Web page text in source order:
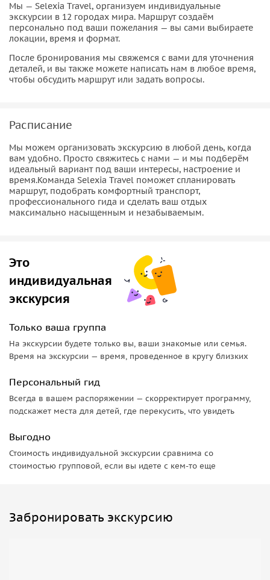
Мы — Selexia Travel, организуем индивидуальные
экскурсии в 12 городах мира. Маршрут создаём
персонально под ваши пожелания — вы сами выбираете
локации, время и формат.
После бронирования мы свяжемся с вами для уточнения
деталей, и вы также можете написать нам в любое время,
чтобы обсудить маршрут или задать вопросы.
Расписание
Мы можем организовать экскурсию в любой день, когда
вам удобно. Просто свяжитесь с нами — и мы подберём
идеальный вариант под ваши интересы, настроение и
время.Команда Selexia Travel поможет спланировать
маршрут, подобрать комфортный транспорт,
профессионального гида и сделать ваш отдых
максимально насыщенным и незабываемым.
Это
индивидуальная
экскурсия
Только ваша группа
На экскурсии будете только вы, ваши знакомые или семья.
Время на экскурсии — время, проведенное в кругу близких
Персональный гид
Всегда в вашем распоряжении — скорректирует программу,
подскажет места для детей, где перекусить, что увидеть
Выгодно
Стоимость индивидуальной экскурсии сравнима со
стоимостью групповой, если вы идете с кем-то еще
Забронировать экскурсию